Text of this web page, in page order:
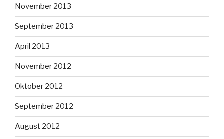
November 2013
September 2013
April 2013
November 2012
Oktober 2012
September 2012
August 2012